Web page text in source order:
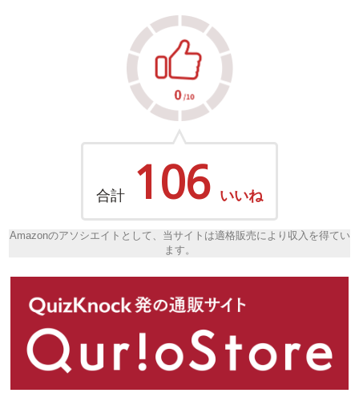
合計 106 いいね
Amazonのアソシエイトとして、当サイトは適格販売により収入を得てい
ます。